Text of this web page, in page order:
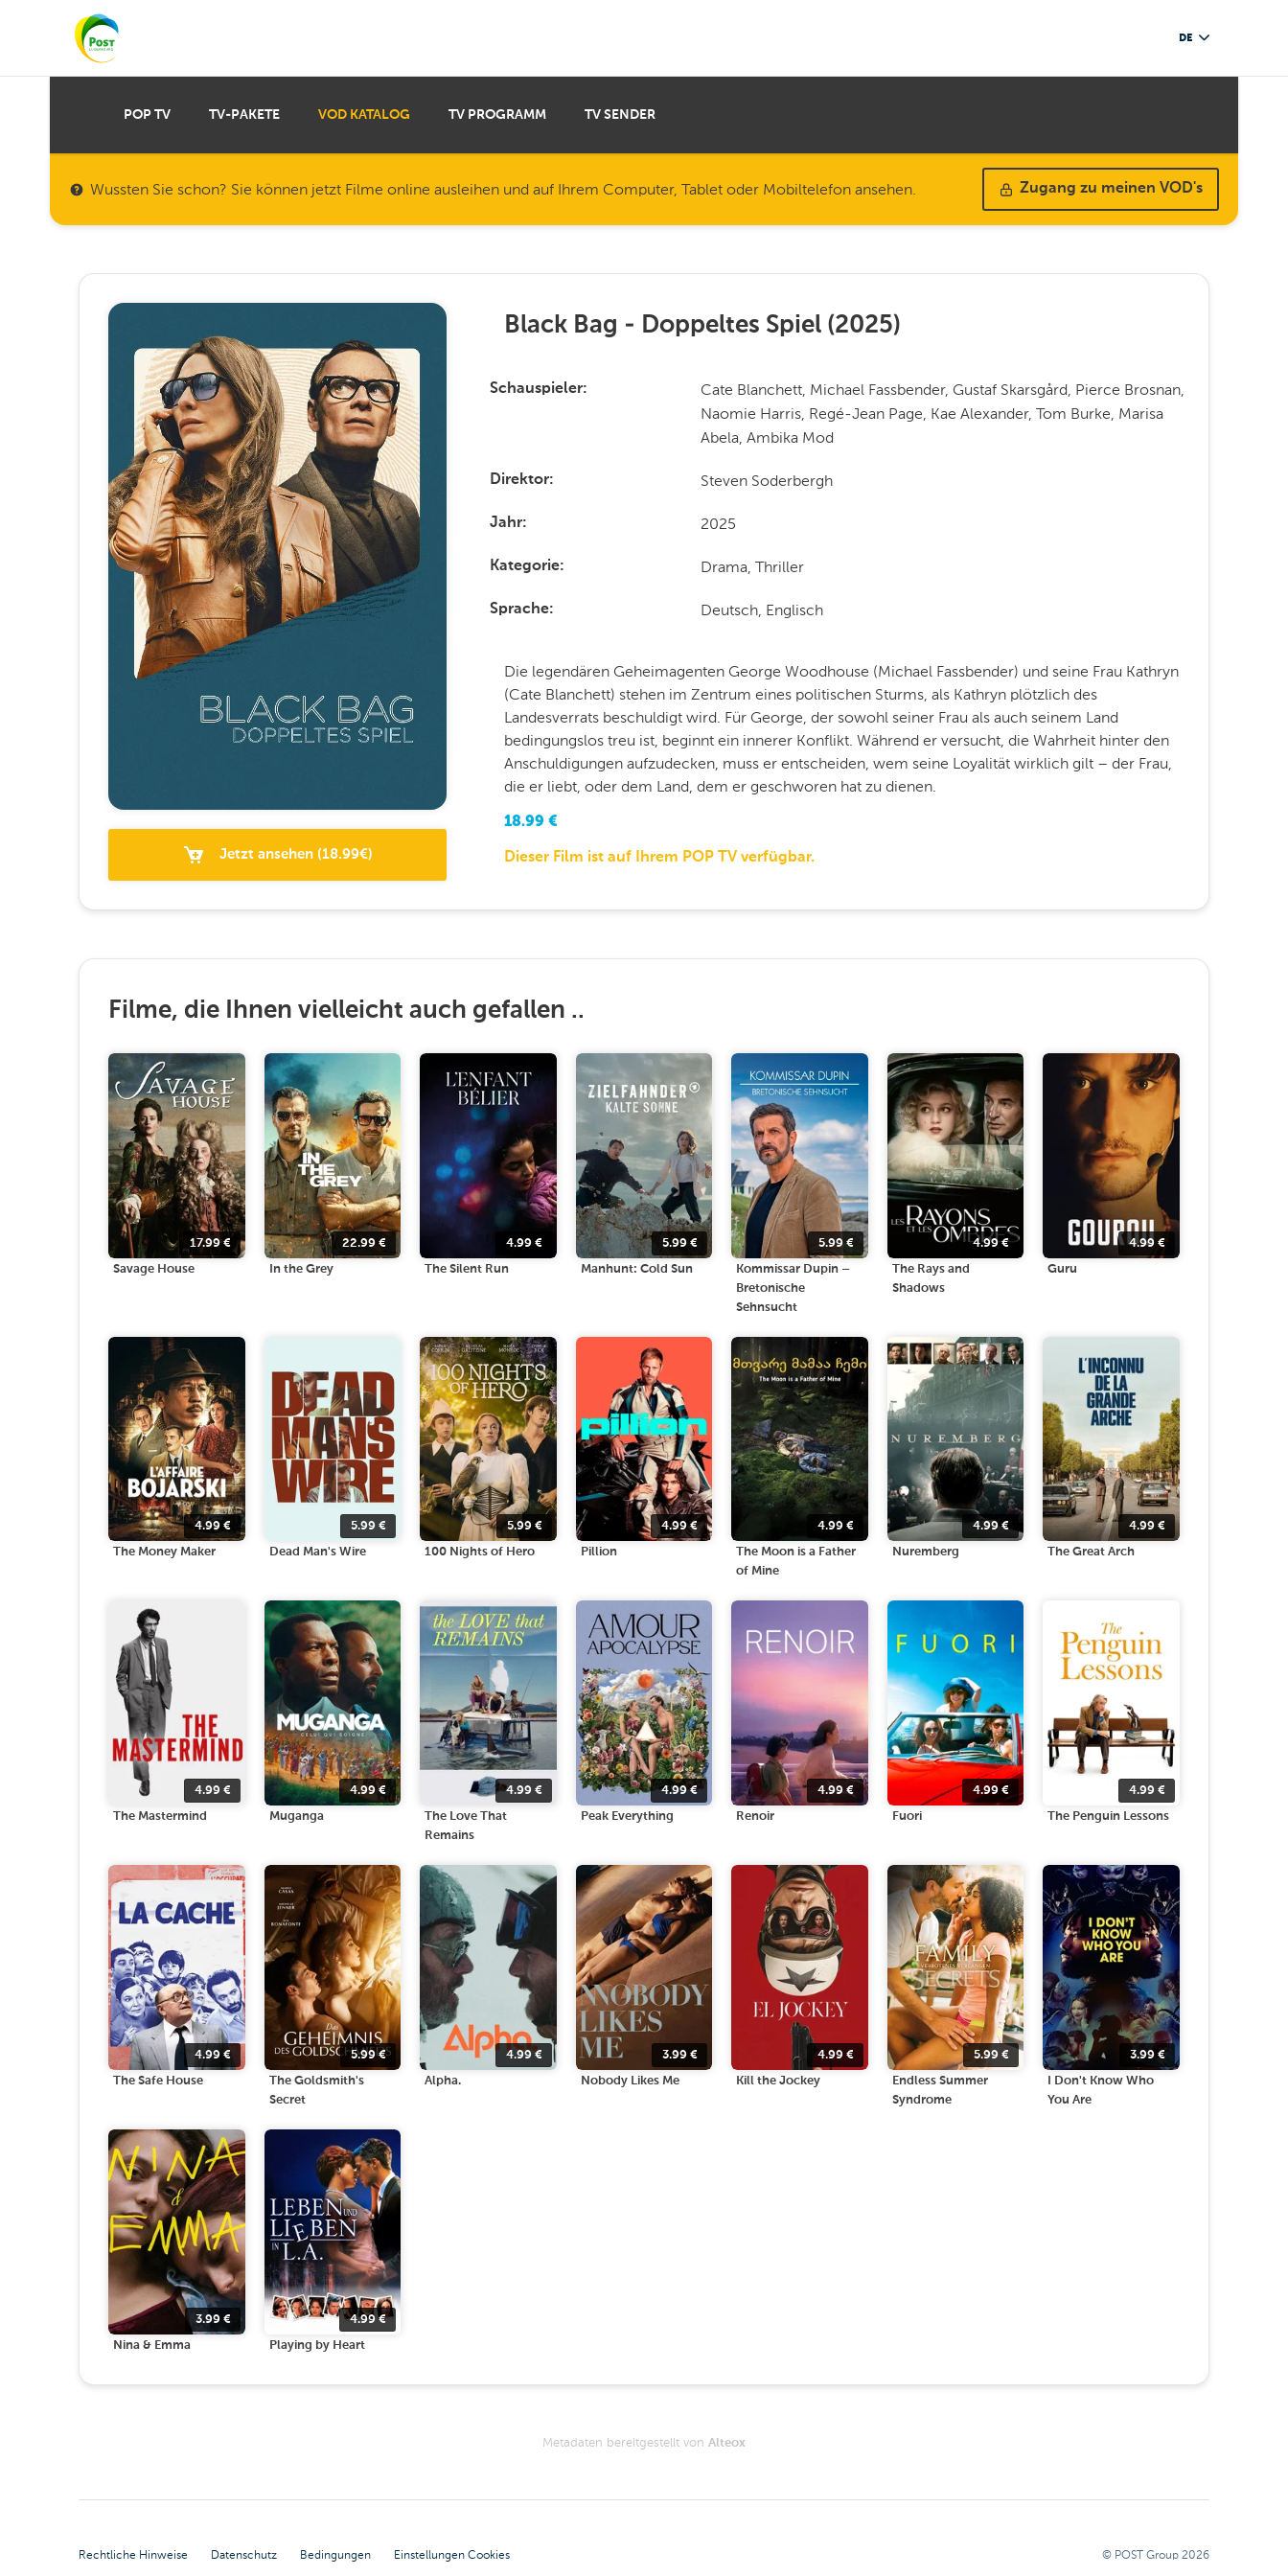
DE
POP TV TV-PAKETE VOD KATALOG TV PROGRAMM TV SENDER
Wussten Sie schon? Sie können jetzt Filme online ausleihen und auf Ihrem Computer, Tablet oder Mobiltelefon ansehen. Zugang zu meinen VOD's
Jetzt ansehen(18.99€)
Black Bag - Doppeltes Spiel (2025)
Schauspieler
Cate Blanchett, Michael Fassbender, Gustaf Skarsgård, Pierce Brosnan,
Naomie Harris, Regé-Jean Page, Kae Alexander, Tom Burke, Marisa
Abela, Ambika Mod
Direktor Steven Soderbergh
Jahr 2025
Kategorie Drama, Thriller
Sprache Deutsch, Englisch
Die legendären Geheimagenten George Woodhouse (Michael Fassbender) und seine Frau Kathryn
(Cate Blanchett) stehen im Zentrum eines politischen Sturms, als Kathryn plötzlich des
Landesverrats beschuldigt wird. Für George, der sowohl seiner Frau als auch seinem Land
bedingungslos treu ist, beginnt ein innerer Konflikt. Während er versucht, die Wahrheit hinter den
Anschuldigungen aufzudecken, muss er entscheiden, wem seine Loyalität wirklich gilt – der Frau,
die er liebt, oder dem Land, dem er geschworen hat zu dienen.
18.99 €
Dieser Film ist auf Ihrem POP TV verfügbar.
Filme, die Ihnen vielleicht auch gefallen ..
17.99€
Savage House
22.99 €
In the Grey
4.99€
The Silent Run
5.99 €
Manhunt: Cold Sun
5.99€
Kommissar Dupin –
Bretonische
Sehnsucht
4.99€
The Rays and
Shadows
4.99€
Guru
4.99€
The Money Maker
5.99 €
Dead Man's Wire
5.99€
100 Nights of Hero
4.99€
Pillion
4.99€
The Moon is a Father
of Mine
4.99€
Nuremberg
4.99€
The Great Arch
4.99€
The Mastermind
4.99€
Muganga
4.99€
The Love That
Remains
4.99€
Peak Everything
4.99€
Renoir
4.99 €
Fuori
4.99€
The Penguin Lessons
4.99€
The Safe House
5.99€
The Goldsmith's
Secret
4.99€
Alpha.
3.99 €
Nobody Likes Me
4.99€
Kill the Jockey
5.99 €
Endless Summer
Syndrome
3.99€
I Don't Know Who
You Are
3.99€
Nina & Emma
4.99€
Playing by Heart
Metadaten bereitgestellt von Alteox
Rechtliche Hinweise Datenschutz Bedingungen Einstellungen Cookies © POST Group 2026